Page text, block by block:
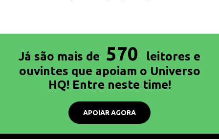
Já são mais de 570
leitores e
ouvintes que apoiam o Universo
HQ! Entre neste time!
APOIAR AGORA